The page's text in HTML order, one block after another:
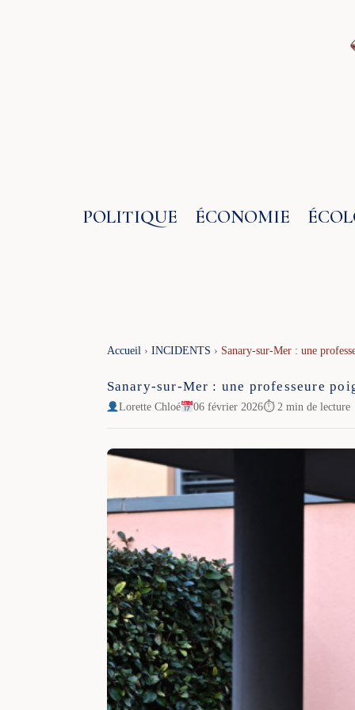
POLITIQUE ÉCONOMIE
Accueil › INCIDENTS › Sanary-sur-Mer : une
Sanary-sur-Mer : une professeure
Lorette Chloé 06 février 2026⏱ 2 min de lecture